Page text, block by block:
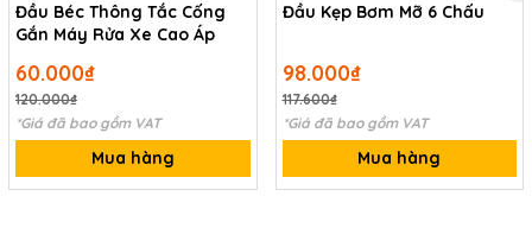
Đầu Béc Thông Tắc Cống
Gắn Máy Rửa Xe Cao Áp
60.000₫
120.000₫
*Giá đã bao gồm VAT
Mua hàng
Đầu Kẹp Bơm Mỡ 6 Chấu
98.000₫
117.600₫
*Giá đã bao gồm VAT
Mua hàng